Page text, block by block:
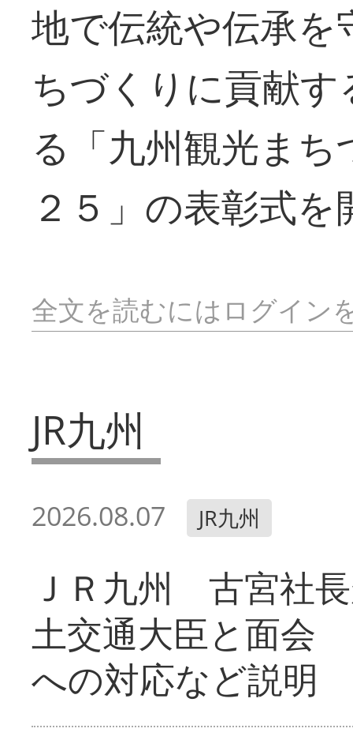
地で伝統や伝承
ちづくりに貢献
る「九州観光ま
２５」の表彰式
全文を読むにはログイン
JR九州
2026.08.07 JR九州
ＪＲ九州 古宮社
土交通大臣と面会
への対応など説明